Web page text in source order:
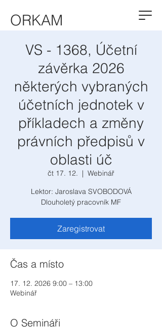
ORKAM
VS - 1368, Účetní
závěrka 2026
některých vybraných
účetních jednotek v
příkladech a změny
právních předpisů v
oblasti úč
čt 17. 12.
  |
Webinář
Lektor: Jaroslava SVOBODOVÁ
Dlouholetý pracovník MF
Zaregistrovat
Čas a místo
17. 12. 2026 9:00 – 13:00
Webinář
O Semináři